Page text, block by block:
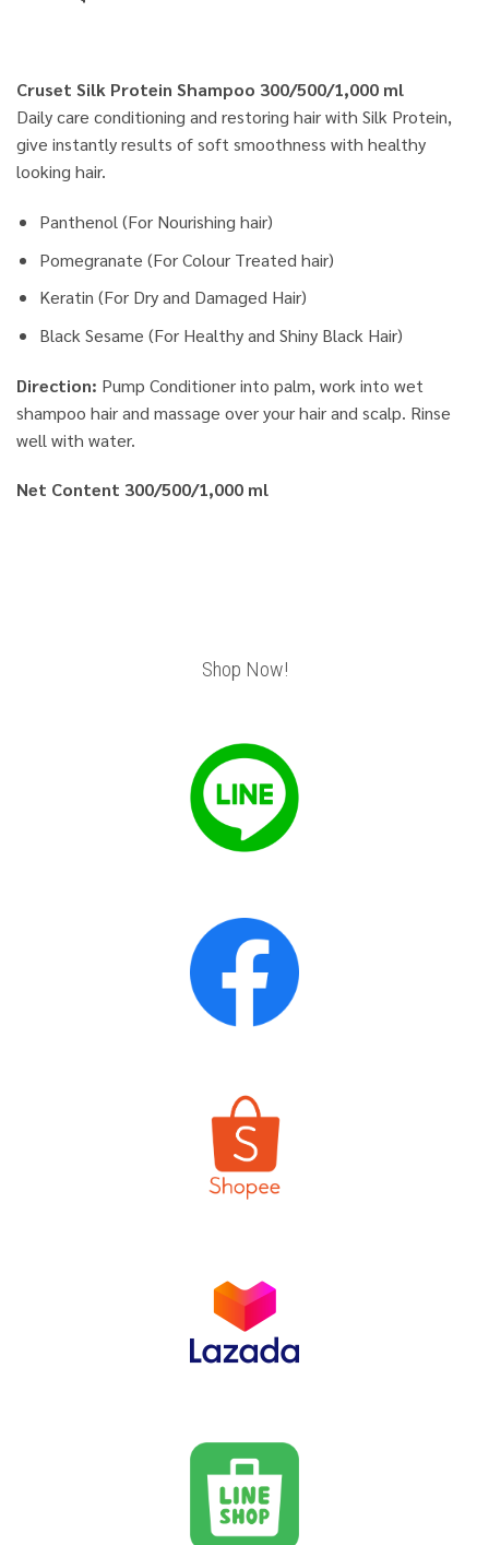
Cruset Silk Protein Shampoo 300/500/1,000 ml
Daily care conditioning and restoring hair with Silk Protein,
give instantly results of soft smoothness with healthy
looking hair.
Panthenol (For Nourishing hair)
Pomegranate (For Colour Treated hair)
Keratin (For Dry and Damaged Hair)
Black Sesame (For Healthy and Shiny Black Hair)
Direction: Pump Conditioner into palm, work into wet
shampoo hair and massage over your hair and scalp. Rinse
well with water.
Net Content 300/500/1,000 ml
Shop Now!